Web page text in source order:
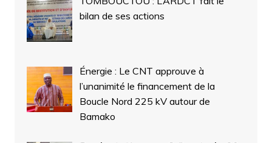
bilan de ses actions
Énergie : Le CNT approuve à
l’unanimité le financement de la
Boucle Nord 225 kV autour de
Bamako